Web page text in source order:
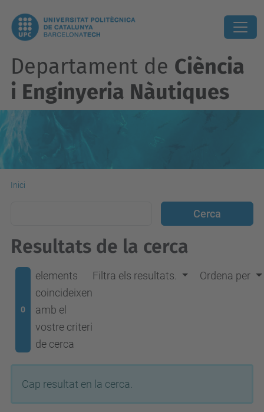
Departament de Ciència
i Enginyeria Nàutiques
Inici
Resultats de la cerca
0
elements
coincideixen
amb el
vostre criteri
de cerca
Filtra els resultats. Ordena per
Cap resultat en la cerca.